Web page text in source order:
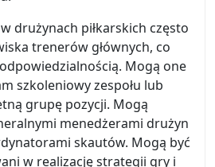
drużynach piłkarskich często
trenerów głównych, co
Mogą one
szkoleniowy zespołu lub
grupę pozycji. Mogą
menedżerami drużyn
skautów. Mogą być
w realizację strategii gry i